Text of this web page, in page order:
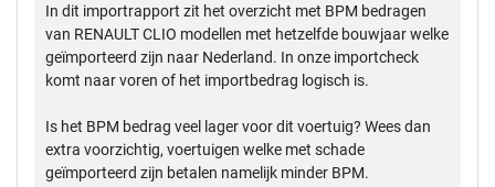
In dit importrapport zit het overzicht met BPM bedragen
van RENAULT CLIO modellen met hetzelfde bouwjaar welke
geïmporteerd zijn naar Nederland. In onze importcheck
komt naar voren of het importbedrag logisch is.
Is het BPM bedrag veel lager voor dit voertuig? Wees dan
extra voorzichtig, voertuigen welke met schade
geïmporteerd zijn betalen namelijk minder BPM.